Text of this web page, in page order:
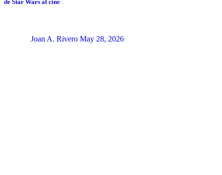
de Star Wars al cine
Joan A. Rivero May 28, 2026